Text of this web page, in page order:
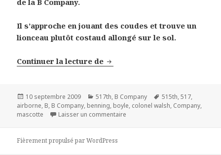
de la B Company.
Il s’approche en jouant des coudes et trouve un
lionceau plutôt costaud allongé sur le sol.
Continuer la lecture de La mascotte de la B Company
Publié
le
10 septembre 2009 Catégories
517th, B Company
Mots-
clés
515th,517,
airborne, B, B Company, benning, boyle, colonel walsh, Company,
mascotte
Laisser un commentaire
Fièrement propulsé par WordPress